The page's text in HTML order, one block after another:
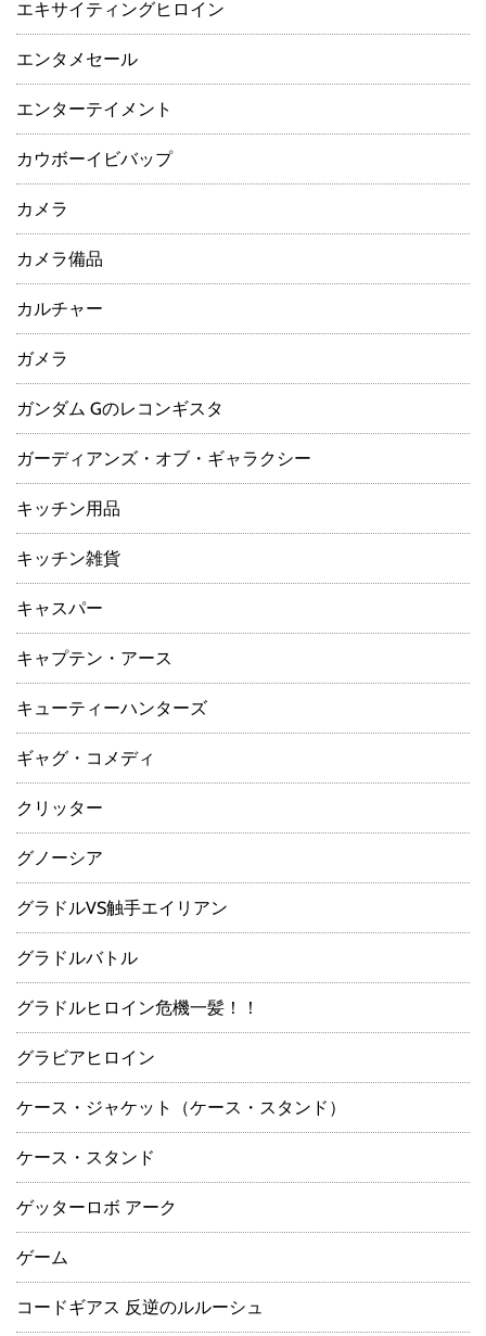
エキサイティングヒロイン
エンタメセール
エンターテイメント
カウボーイビバップ
カメラ
カメラ備品
カルチャー
ガメラ
ガンダム Gのレコンギスタ
ガーディアンズ・オブ・ギャラクシー
キッチン用品
キッチン雑貨
キャスパー
キャプテン・アース
キューティーハンターズ
ギャグ・コメディ
クリッター
グノーシア
グラドルVS触手エイリアン
グラドルバトル
グラドルヒロイン危機一髪！！
グラビアヒロイン
ケース・ジャケット（ケース・スタンド）
ケース・スタンド
ゲッターロボ アーク
ゲーム
コードギアス 反逆のルルーシュ